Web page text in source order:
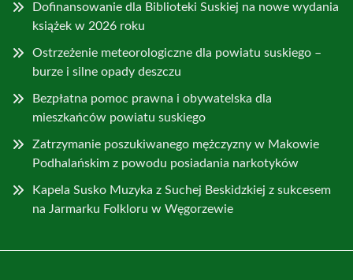
Dofinansowanie dla Biblioteki Suskiej na nowe wydania
książek w 2026 roku
Ostrzeżenie meteorologiczne dla powiatu suskiego –
burze i silne opady deszczu
Bezpłatna pomoc prawna i obywatelska dla
mieszkańców powiatu suskiego
Zatrzymanie poszukiwanego mężczyzny w Makowie
Podhalańskim z powodu posiadania narkotyków
Kapela Susko Muzyka z Suchej Beskidzkiej z sukcesem
na Jarmarku Folkloru w Węgorzewie